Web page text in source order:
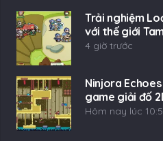
Trải nghiệm
với thế giới
4 giờ trước
Ninjora
game giải đố
Hôm nay lúc